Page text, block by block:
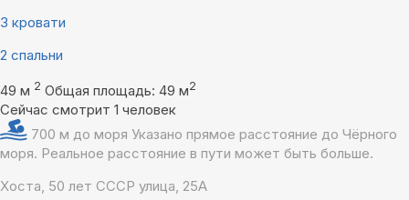
3 кровати
2 спальни
49 м 2 Общая площадь: 49 м2
Сейчас смотрит 1 человек
700 м до моря Указано прямое расстояние до Чёрного
моря. Реальное расстояние в пути может быть больше.
Хоста, 50 лет СССР улица, 25А